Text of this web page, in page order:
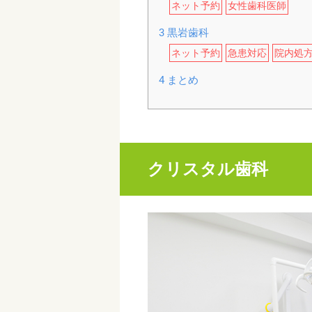
ネット予約 女性歯科医師
3黒岩歯科
ネット予約 急患対応 院内処
4まとめ
クリスタル歯科